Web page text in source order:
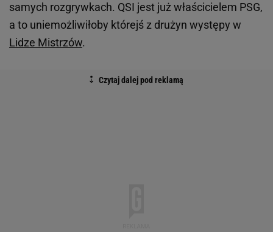
samych rozgrywkach. QSI jest już właścicielem PSG,
a to uniemożliwiłoby którejś z drużyn występy w
Lidze Mistrzów.